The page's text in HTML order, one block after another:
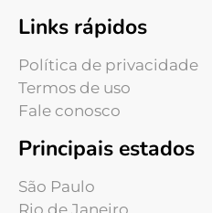
Links rápidos
Política de privacidade
Termos de uso
Fale conosco
Principais estados
São Paulo